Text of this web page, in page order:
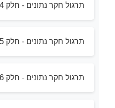
תרגול חקר נתונים - חלק 4
תרגול חקר נתונים - חלק 5
תרגול חקר נתונים - חלק 6